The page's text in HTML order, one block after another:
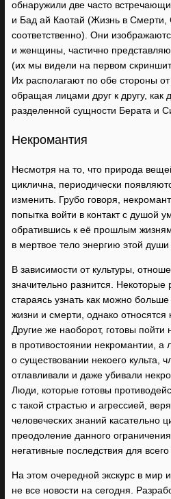
обнаружили две часто
и Бад ай Каотай (Жизнь в Смерти,
соответственно). Они
и женщины, частично
(их мы видели на первом
Их располагают по обе стороны
обращая лицами друг к другу, как
разделенной сущности Берата и
Некромантия
Несмотря на то, что природа
циклична, периодически
изменить. Грубо говоря,
попытка войти в контакт с душой
обратившись к её прошлым
в мертвое тело энергию этой
В зависимости от культуры,
значительно разнится. Некоторые
стараясь узнать как можно
жизни и смерти, однако относятся
Другие же наоборот, готовы
в противостоянии некромантии, а
о существовании некоего культа,
отлавливали и даже убивали
Люди, которые готовы
с такой страстью и агрессией,
человеческих знаний касательно
преодоление данного
негативные последствия для
На этом очередной экскурс в мир
не все новости на сегодня.